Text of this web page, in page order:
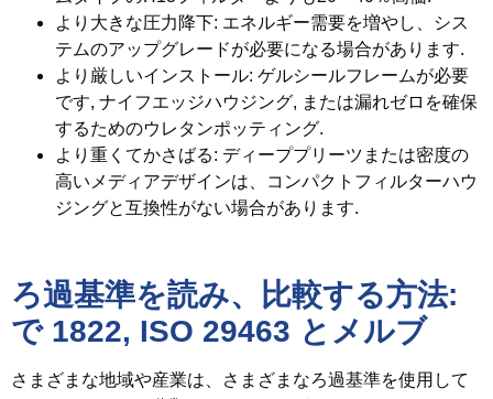
より大きな圧力降下: エネルギー需要を増やし、シス
テムのアップグレードが必要になる場合があります.
より厳しいインストール: ゲルシールフレームが必要
です, ナイフエッジハウジング, または漏れゼロを確保
するためのウレタンポッティング.
より重くてかさばる: ディーププリーツまたは密度の
高いメディアデザインは、コンパクトフィルターハウ
ジングと互換性がない場合があります.
ろ過基準を読み、比較する方法:
で 1822, ISO 29463 とメルブ
さまざまな地域や産業は、さまざまなろ過基準を使用して